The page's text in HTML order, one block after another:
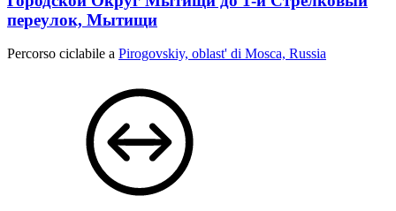
переулок, Мытищи
Percorso ciclabile a Pirogovskiy, oblast' di Mosca, Russia